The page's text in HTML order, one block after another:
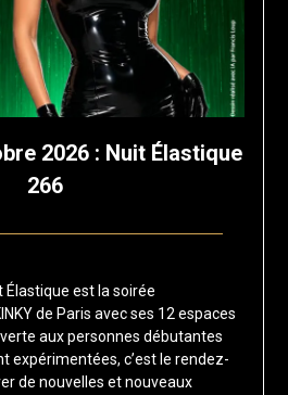
2026 : Nuit Élastique
266
10
juillet
2026
loup
Élastique est la soirée
de Paris avec ses 12 espaces
aux personnes débutantes
expérimentées, c’est le rendez-
de nouvelles et nouveaux